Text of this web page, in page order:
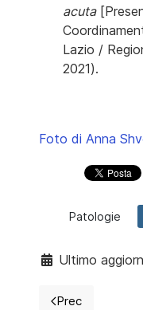
acuta
Lazio /
2021).
Foto di Anna
Patologie
Ultimo
Prec